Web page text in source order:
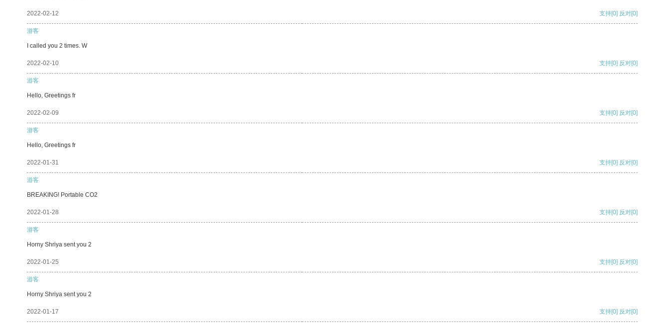
2022-02-12 支持[0] 反对[0]
游客
I called you 2 times. W
2022-02-10 支持[0] 反对[0]
游客
Hello, Greetings fr
2022-02-09 支持[0] 反对[0]
游客
Hello, Greetings fr
2022-01-31 支持[0] 反对[0]
游客
BREAKING! Portable CO2
2022-01-28 支持[0] 反对[0]
游客
Horny Shriya sent you 2
2022-01-25 支持[0] 反对[0]
游客
Horny Shriya sent you 2
2022-01-17 支持[0] 反对[0]